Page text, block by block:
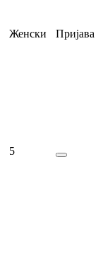
Женски Пријава
5